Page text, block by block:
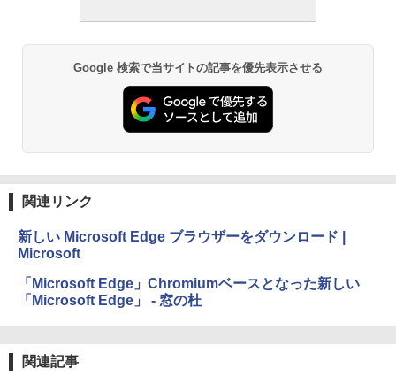
ClaudeCode いちばんやさしい 教科書:
非エンジニア 初心者 素人 でも安心 使い
方 マニュアル AI副業にもコンテンツ作成
にもKindle出版にも！ 非エンジニアのた
めのAIコーディング入門シリーズ
出す プロンプトの言葉 AI画像生成シリー
ズ (はぴーイラストLabo)
￥480
るさ自動調整、色調調節ライト、12週間
￥27,980
Amazon Kindle Paperwhite (16GB) 7イ
ンチディスプレイ、色調調節ライト、12
ージ、防水、7インチカラーディスプレ
イ、色調調節ライト、最大8週間持続バッ
テリー、広告無し、ブラック (2025年発
Google 検索で当サイトの記事を優先表示させる
関連リンク
新しい Microsoft Edge ブラウザーをダウンロード |
Microsoft
「Microsoft Edge」Chromiumベースとなった新しい
「Microsoft Edge」 - 窓の杜
関連記事